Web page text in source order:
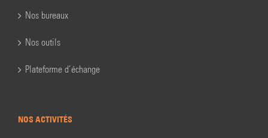
Nos bureaux
Nos outils
Plateforme d’échange
NOS ACTIVITÉS